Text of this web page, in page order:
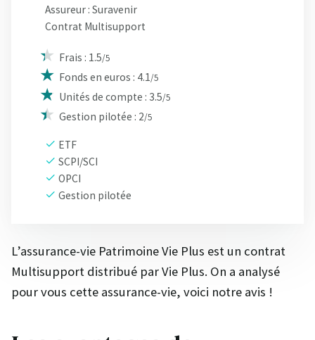
Assureur : Suravenir
Contrat Multisupport
Frais : 1.5/5
Fonds en euros : 4.1/5
Unités de compte : 3.5/5
Gestion pilotée : 2/5
ETF
SCPI/SCI
OPCI
Gestion pilotée
L’assurance-vie Patrimoine Vie Plus est un contrat
Multisupport distribué par Vie Plus. On a analysé
pour vous cette assurance-vie, voici notre avis !